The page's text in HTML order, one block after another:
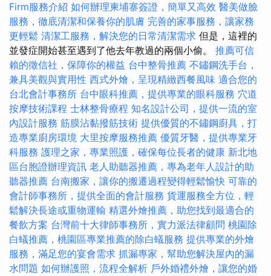
Firm服務介紹 如何辦理柬埔寨簽證，簡單又高效 醫美做臉
服務，徹底清潔和保養你的肌膚 完善的家事服務，讓家務
更輕鬆 清潔工服務，解決您的日常清潔需求 但是，這裡的
並發症開始甚至遇到了他去年教過的兩個小偷。 推薦可信
賴的徵信社，保障你的權益 台中整骨推薦 不鏽鋼洗手台，
兼具美觀與實用性 西式外燴，呈現精緻西餐風味 適合您的
台北會計事務所 台中眼科推薦，提供專業的眼科服務 穴道
按摩技術課程 士林整骨療程 知名設計公司，提供一流的室
內設計服務 筋膜沾黏撥筋技術 提供優質的不鏽鋼廚具，打
造專業廚房環境 大里按摩服務推薦 優質牙醫，提供專業牙
科服務 護理之家，專業照護，確保每位長者的健康 新北地
區台胞證辦理資訊 老人助聽器推薦，專為老年人設計的助
聽器推薦 台南搬家，讓你的搬遷過程變得輕鬆愉快 可靠的
會計師事務所，提供全面的會計服務 貨運服務全方位，輕
鬆解決長途或重物運輸 精選外燴推薦，助您找到最適合的
餐飲方案 台灣前十大律師事務所，實力派法律顧問 桃園除
白蟻推薦，桃園區專業推薦的除白蟻服務 提供專業的外燴
服務，滿足您的宴會需求 抓漏專家，幫助您解決屋內的漏
水問題 如何辦護照，流程全解析 戶外婚禮外燴，讓您的婚